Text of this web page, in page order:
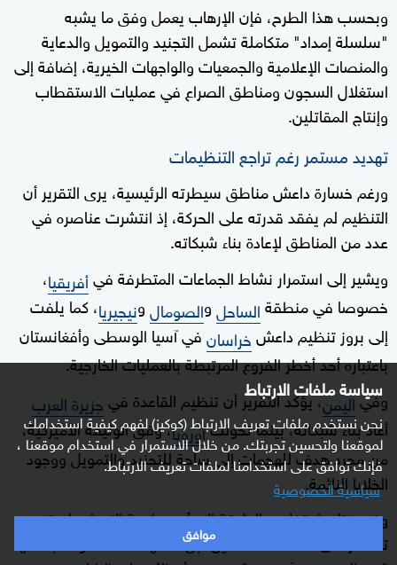
سياسة ملفات الارتباط
نحن نستخدم ملفات تعريف الارتباط (كوكيز) لفهم كيفية استخدامك
لموقعنا ولتحسين تجربتك. من خلال الاستمرار في استخدام موقعنا ،
فإنك توافق على استخدامنا لملفات تعريف الارتباط.
سياسية الخصوصية
موافق
وبحسب هذا الطرح، فإن الإرهاب يعمل وفق ما يشبه
"سلسلة إمداد" متكاملة تشمل التجنيد والتمويل والدعاية
والمنصات الإعلامية والجمعيات والواجهات الخيرية، إضافة إلى
استغلال السجون ومناطق الصراع في عمليات الاستقطاب
وإنتاج المقاتلين.
تهديد مستمر رغم تراجع التنظيمات
ورغم خسارة داعش مناطق سيطرته الرئيسية، يرى التقرير أن
التنظيم لم يفقد قدرته على الحركة، إذ انتشرت عناصره في
عدد من المناطق لإعادة بناء شبكاته.
ويشير إلى استمرار نشاط الجماعات المتطرفة فيأفريقيا،
خصوصا في منطقةالساحلوالصومالونيجيريا، كما يلفت
إلى بروز تنظيم داعشخراسانفي آسيا الوسطى وأفغانستان
باعتباره أحد أخطر الفروع المرتبطة بالعمليات الخارجية.
وفياليمن، يؤكد التقرير أن تنظيم القاعدة فيجزيرة العرب
أعاد بناء شبكاته، بينما تحولتأوروبا، وفق الوثيقة الأميركية،
من مجرد هدف للهجمات إلى ساحة للتجنيد والتمويل ووجود
الخلايا النائمة.
وفي ختامها، تخلص الوثيقة إلى أن مواجهة الإرهاب لم تعد
تقتصر على ملاحقة المنفذين، بل تستهدف المنظومة بأكملها